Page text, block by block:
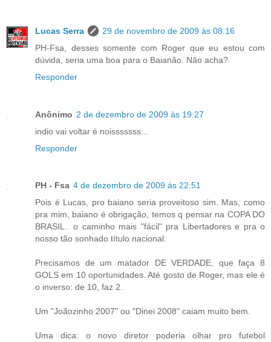
Lucas Serra
29 de novembro de 2009 às 08:16
PH-Fsa, desses somente com Roger que eu estou com
dúvida, seria uma boa para o Baianão. Não acha?
Responder
Anônimo 2 de dezembro de 2009 às 19:27
indio vai voltar é noisssssss...
Responder
PH - Fsa 4 de dezembro de 2009 às 22:51
Pois é Lucas, pro baiano seria proveitoso sim. Mas, como
pra mim, baiano é obrigação, temos q pensar na COPA DO
BRASIL.. o caminho mais "fácil" pra Libertadores e pra o
nosso tão sonhado título nacional.
Precisamos de um matador DE VERDADE, que faça 8
GOLS em 10 oportunidades. Até gosto de Roger, mas ele é
o inverso: de 10, faz 2.
Um "Joãozinho 2007" ou "Dinei 2008" caiam muito bem.
Uma dica: o novo diretor poderia olhar pro futebol